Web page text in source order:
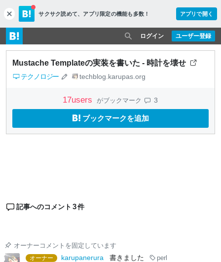
c
l
o
s
e
サクサク読めて、 アプリ限定の機能も多数！ アプリで開く
ユーザー登録
ログイン
Mustache Templateの実装を書いた - 時計を壊せ
テクノロジー techblog.karupas.org
17users がブックマーク 3
ブックマークを追加
記事へのコメント 3件
オーナーコメントを固定しています
オーナー
karupanerura 書きました perl